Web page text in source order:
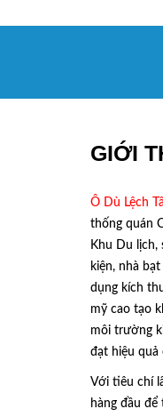
GIỚI
Ô Dù Lệch
thống quán
Khu Du lịch,
kiện, nhà
dụng kích
mỹ cao tạo
môi trường
đạt hiệu quả
Với tiêu chí
hàng đầu